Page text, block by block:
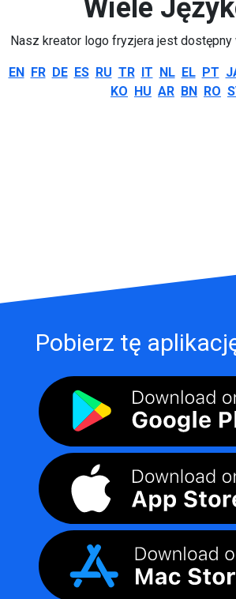
Wiele
Nasz kreator logo fryzjera jest dostępny
EN FR DE ES RU TR IT NL EL PT
KO HU AR BN RO
Pobierz tę